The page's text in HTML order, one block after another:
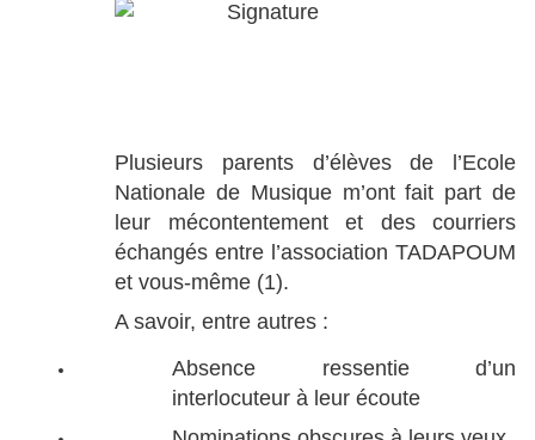
Plusieurs parents d’élèves de l’Ecole
Nationale de Musique m’ont fait part de
leur mécontentement et des courriers
échangés entre l’association TADAPOUM
et vous-même (1).
A savoir, entre autres :
Absence ressentie d’un
interlocuteur à leur écoute